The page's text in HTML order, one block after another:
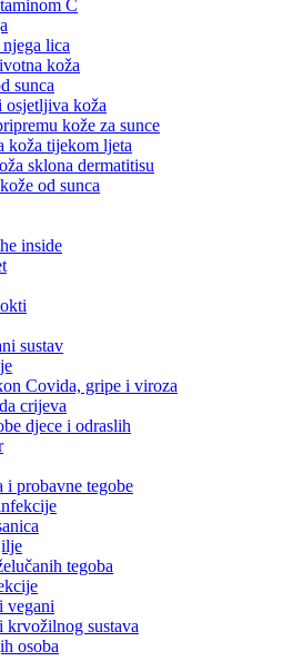
C
lica
koža
sunca
osjetljiva koža
kože za sunce
koža tijekom ljeta
sklona dermatitisu
od sunca
inside
sustav
Covida, gripe i viroza
crijeva
djece i odraslih
i probavne tegobe
tegoba
vegani
krvožilnog sustava
osoba